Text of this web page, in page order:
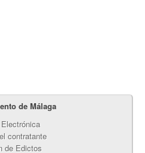
de Málaga
contratante
de Edictos